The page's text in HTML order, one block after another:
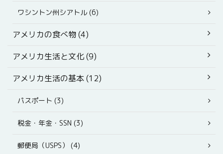
ワシントン州シアトル (6)
アメリカの食べ物 (4)
アメリカ生活と文化 (9)
アメリカ生活の基本 (12)
パスポート (3)
税金・年金・SSN (3)
郵便局（USPS） (4)